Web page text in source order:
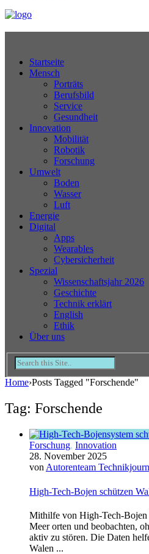
Startseite
Mensch
Porträts
Berufsbild
Service
Gesundheit
Innovation
Mobilität
Robotik
Forschung
Umwelt
Boden
Wasser
Luft
Energie
Digital
Apps
Wearables
Cybersicherheit
Spezial
Wissenschaftsjahr 2026
Geschichte
Technik erklärt
English
Ethik
Über uns
Home›Posts Tagged "Forschende"
Tag: Forschende
Forschung, Innovation
28. November 2025
von Autorenteam
High-Tech-Bojen schützen
Mithilfe von High-Tech-Bojen
Meer orten und beobachten,
aktiv zu stören. Die Daten
Walen ...